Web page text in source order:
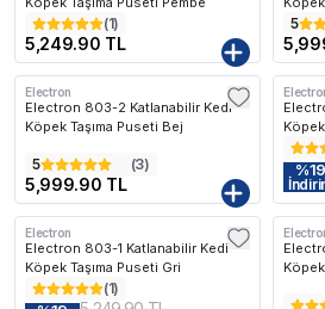
(1)
5,249.90 TL
5
Electron
Electron 803-2 Katlanabilir Kedi
Köpek Taşıma Puseti Bej
5 (3)
5,999.90 TL
%19
Electron
Electron 803-1 Katlanabilir Kedi
Köpek Taşıma Puseti Gri
(1)